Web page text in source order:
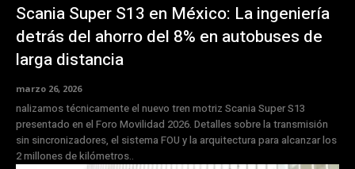
Scania Super S13 en México: La ingeniería
detrás del ahorro del 8% en autobuses de
larga distancia
marzo 26, 2026
nalizamos técnicamente el nuevo tren motriz Scania Super S13
presentado en el Foro Movilidad 2026. Detalles sobre la transmisión
sin sincronizadores, el sistema FOU y la arquitectura para alcanzar los
2 millones de kilómetros..